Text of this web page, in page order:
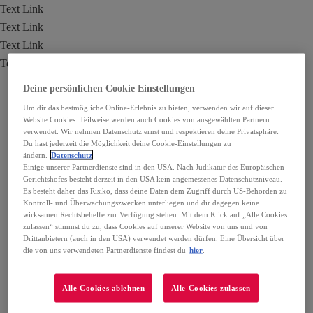
Text Link
Text Link
Text Link
Text Link
Deine persönlichen Cookie Einstellungen
Um dir das bestmögliche Online-Erlebnis zu bieten, verwenden wir auf dieser
Website Cookies. Teilweise werden auch Cookies von ausgewählten Partnern
verwendet. Wir nehmen Datenschutz ernst und respektieren deine Privatsphäre:
Du hast jederzeit die Möglichkeit deine Cookie-Einstellungen zu
ändern.
Datenschutz
Einige unserer Partnerdienste sind in den USA. Nach Judikatur des Europäischen
Gerichtshofes besteht derzeit in den USA kein angemessenes Datenschutzniveau.
Es besteht daher das Risiko, dass deine Daten dem Zugriff durch US-Behörden zu
Kontroll- und Überwachungszwecken unterliegen und dir dagegen keine
wirksamen Rechtsbehelfe zur Verfügung stehen. Mit dem Klick auf „Alle Cookies
zulassen“ stimmst du zu, dass Cookies auf unserer Website von uns und von
Drittanbietern (auch in den USA) verwendet werden dürfen. Eine Übersicht über
die von uns verwendeten Partnerdienste findest du hier
Alle Cookies ablehnen Alle Cookies zulassen